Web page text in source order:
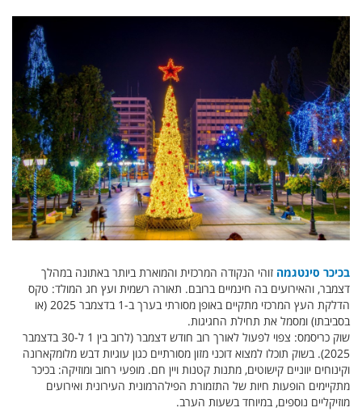
בכיכר סינטגמה זוהי הנקודה המרכזית והמוארת ביותר באתונה במהלך
דצמבר, והאירועים בה חינמיים ברובם. תאורה רשמית ועץ חג המולד: טקס
הדלקת העץ המרכזי מתקיים באופן מסורתי בערך ב-1 בדצמבר 2025 (או
בסביבתו) ומסמל את תחילת החגיגות.
שוק כריסמס: צפוי לפעול לאורך רוב חודש דצמבר (לרוב בין 1 ל-30 בדצמבר
2025). בשוק תוכלו למצוא דוכני מזון מסורתיים כגון עוגיות דבש מלומקארונה
וקינוחים יווניים קישוטים, מתנות קטנות ויין חם. מופעי רחוב ומוזיקה: בכיכר
מתקיימים הופעות חיות של התזמורת הפילהרמונית העירונית ואירועים
מוזיקליים נוספים, במיוחד בשעות הערב.